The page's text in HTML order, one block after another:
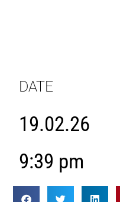
DATE
19.02.26
9:39 pm